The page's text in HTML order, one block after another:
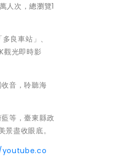
人次，總瀏覽1
良車站」、
觀光即時影
音，聆聽海
等，臺東縣政
盡收眼底。